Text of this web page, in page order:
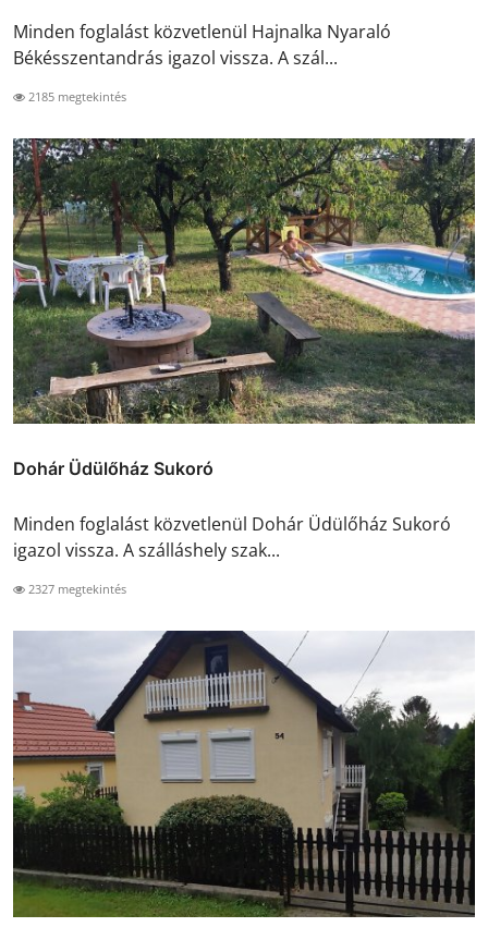
Minden foglalást közvetlenül Hajnalka Nyaraló
Békésszentandrás igazol vissza. A szál...
2185 megtekintés
Dohár Üdülőház Sukoró
Minden foglalást közvetlenül Dohár Üdülőház Sukoró
igazol vissza. A szálláshely szak...
2327 megtekintés